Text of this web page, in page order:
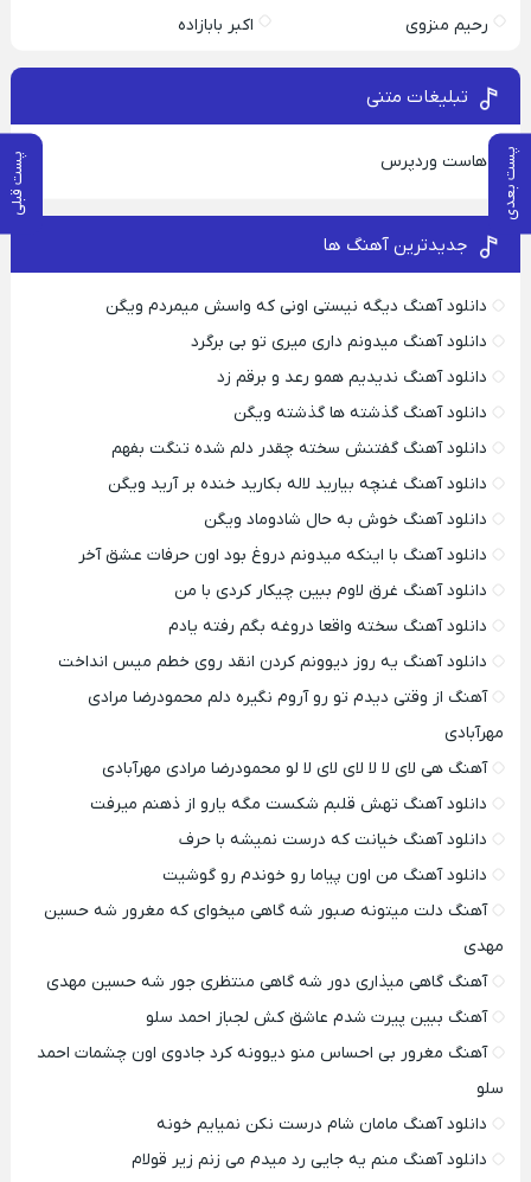
پست بعدی پست قبلی
رحیم منزوی اکبر بابازاده
تبلیغات متنی
هاست وردپرس
جدیدترین آهنگ ها
دانلود آهنگ دیگه نیستی اونی که واسش میمردم ویگن
دانلود آهنگ میدونم داری میری تو بی برگرد
دانلود آهنگ ندیدیم همو رعد و برقم زد
دانلود آهنگ گذشته ها گذشته ویگن
دانلود آهنگ گفتنش سخته چقدر دلم شده تنگت بفهم
دانلود آهنگ غنچه بیارید لاله بکارید خنده بر آرید ویگن
دانلود آهنگ خوش به حال شادوماد ویگن
دانلود آهنگ با اینکه میدونم دروغ بود اون حرفات عشق آخر
دانلود آهنگ غرق لاوم ببین چیکار کردی با من
دانلود آهنگ سخته واقعا دروغه بگم رفته یادم
دانلود آهنگ یه روز دیوونم کردن انقد روی خطم میس انداخت
آهنگ از وقتی دیدم تو رو آروم نگیره دلم محمودرضا مرادی
مهرآبادی
آهنگ هی لای لا لا لای لای لا لو محمودرضا مرادی مهرآبادی
دانلود آهنگ تهش قلبم شکست مگه یارو از ذهنم میرفت
دانلود آهنگ خیانت که درست نمیشه با حرف
دانلود آهنگ من اون پیاما رو خوندم رو گوشیت
آهنگ دلت میتونه صبور شه گاهی میخوای که مغرور شه حسین
مهدی
آهنگ گاهی میذاری دور شه گاهی منتظری جور شه حسین مهدی
آهنگ ببین پیرت شدم عاشق کش لجباز احمد سلو
آهنگ مغرور بی احساس منو دیوونه کرد جادوی اون چشمات احمد
سلو
دانلود آهنگ مامان شام درست نکن نمیایم خونه
دانلود آهنگ منم یه جایی رد میدم می زنم زیر قولام